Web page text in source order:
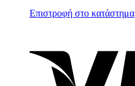
Επιστροφή στο κατάστημα